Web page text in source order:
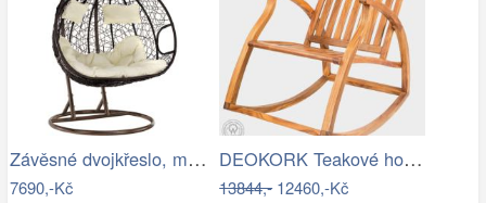
Závěsné dvojkřeslo, měděná/hnědá…
7690,-Kč
DEOKORK Teakové houpací křeslo STEFANO
13844,-12460,-Kč